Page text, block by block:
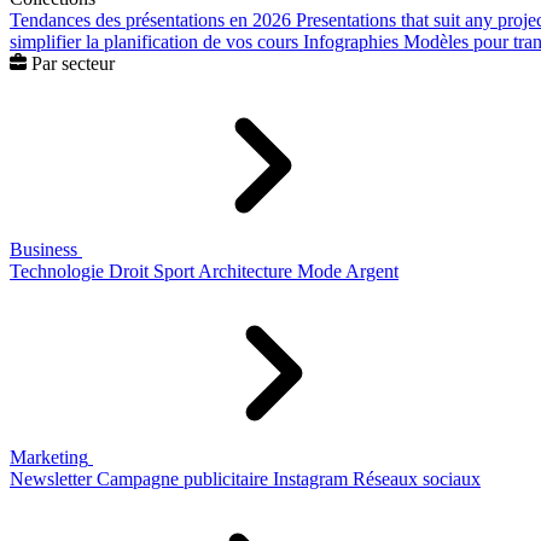
Tendances des présentations en 2026 Presentations that suit any
simplifier la planification de vos cours Infographies Modèles pour
Par secteur
Business
Technologie Droit Sport Architecture Mode Argent
Marketing
Newsletter Campagne publicitaire Instagram Réseaux sociaux